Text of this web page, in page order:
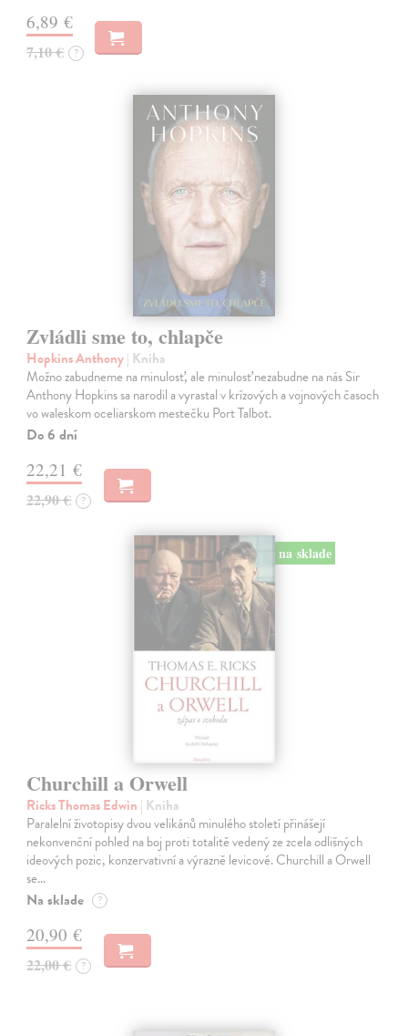
6,89 €
7,10 € ?
Zvládli sme to, chlapče
Hopkins Anthony| Kniha
Možno zabudneme na minulosť, ale minulosť nezabudne na nás Sir
Anthony Hopkins sa narodil a vyrastal v krízových a vojnových časoch
vo waleskom oceliarskom mestečku Port Talbot.
Do 6 dní
22,21 €
22,90 € ?
na sklade
Churchill a Orwell
Ricks Thomas Edwin | Kniha
Paralelní životopisy dvou velikánů minulého století přinášejí
nekonvenční pohled na boj proti totalitě vedený ze zcela odlišných
ideových pozic, konzervativní a výrazně levicové. Churchill a Orwell
se…
Na sklade ?
20,90 €
22,00 € ?